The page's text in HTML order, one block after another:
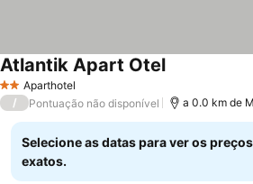
2 EstrelasAparthotel
Atlantik Apart OtelVer preços
/ Pontuação não disponível a 0.0 km de
Selecione as datas para ver os preços
exatos.